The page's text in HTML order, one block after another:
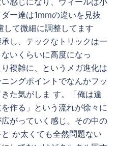
ー達は1mmの違いを見抜
して微細に調整してます
し、テックなトリックは一
いくらいに高度になっ
複雑に、というメガ進化は
ングポイントでなんかフッ
た気がしま す。「俺は違
作る」という流れが徐々に
がっていく感じ。その中の
か太くても全然問題ない